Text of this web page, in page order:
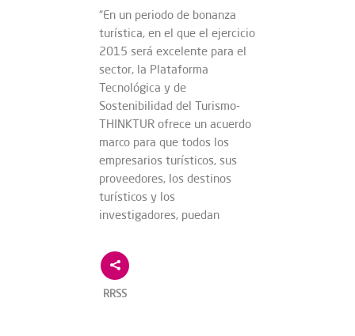
“En un periodo de bonanza
turística, en el que el ejercicio
2015 será excelente para el
sector, la Plataforma
Tecnológica y de
Sostenibilidad del Turismo-
THINKTUR ofrece un acuerdo
marco para que todos los
empresarios turísticos, sus
proveedores, los destinos
turísticos y los
investigadores, puedan
RRSS